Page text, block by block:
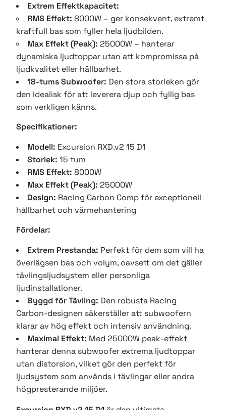
Extrem Effektkapacitet:
RMS Effekt: 8000W – ger konsekvent, extremt
kraftfull bas som fyller hela ljudbilden.
Max Effekt (Peak): 25000W – hanterar
dynamiska ljudtoppar utan att kompromissa på
ljudkvalitet eller hållbarhet.
18-tums Subwoofer: Den stora storleken gör
den idealisk för att leverera djup och fyllig bas
som verkligen känns.
Specifikationer:
Modell: Excursion RXD.v2 15 D1
Storlek: 15 tum
RMS Effekt: 8000W
Max Effekt (Peak): 25000W
Design: Racing Carbon Comp för exceptionell
hållbarhet och värmehantering
Fördelar:
Extrem Prestanda: Perfekt för dem som vill ha
överlägsen bas och volym, oavsett om det gäller
tävlingsljudsystem eller personliga
ljudinstallationer.
Byggd för Tävling: Den robusta Racing
Carbon-designen säkerställer att subwoofern
klarar av hög effekt och intensiv användning.
Maximal Effekt: Med 25000W peak-effekt
hanterar denna subwoofer extrema ljudtoppar
utan distorsion, vilket gör den perfekt för
ljudsystem som används i tävlingar eller andra
högpresterande miljöer.